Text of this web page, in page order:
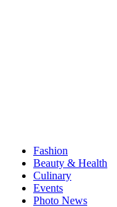
Fashion
Beauty & Health
Culinary
Events
Photo News